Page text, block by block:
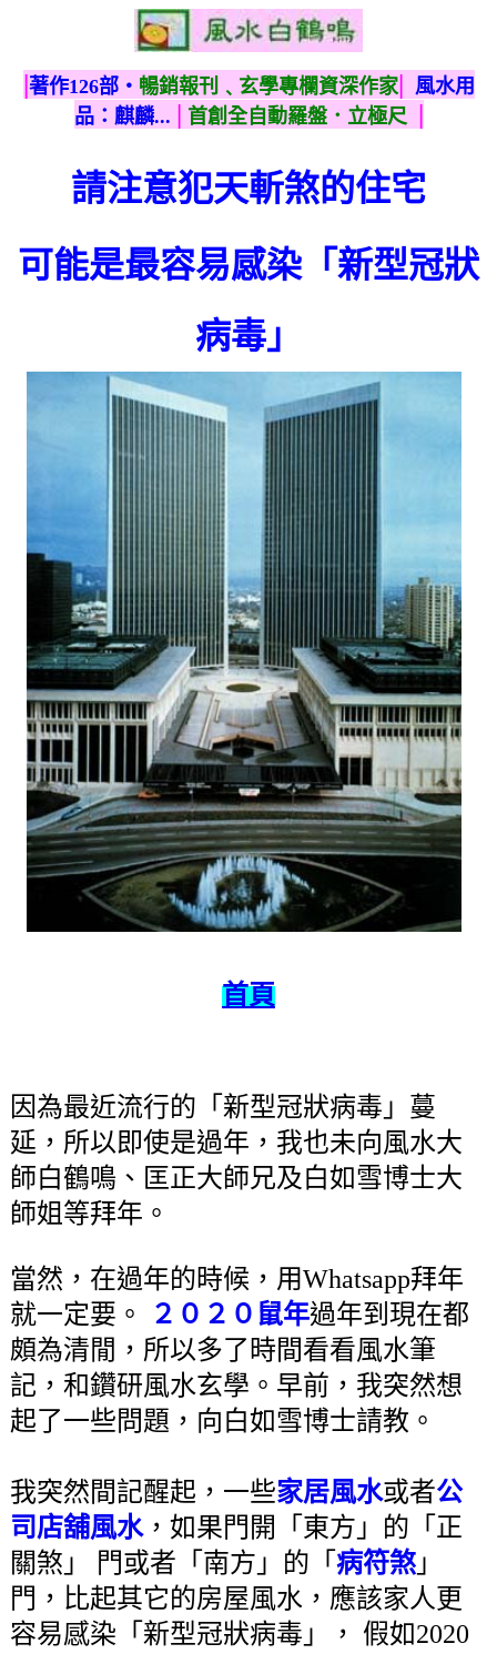
|著作126部‧ 暢銷報刊﹑玄學專欄資深作家| 風水用
品：麒麟... | 首創全自動羅盤．立極尺 |
請注意犯天斬煞的住宅
可能是最容易感染「新型冠狀
病毒」
首頁
因為最近流行的「新型冠狀病毒」蔓
延，所以即使是過年，我也未向風水大
師白鶴鳴、匡正大師兄及白如雪博士大
師姐等拜年。
當然，在過年的時候，用Whatsapp拜年
就一定要。
２０２０鼠年過年到現在都
頗為清閒，所以多了時間看看風水筆
記，和鑽研風水玄學。早前，我突然想
起了一些問題，向白如雪博士請教。
我突然間記醒起，一些家居風水或者公
司店舖風水，如果門開「東方」的「正
關煞」 門或者「南方」的「 病符煞 」
門，比起其它的房屋風水，應該家人更
容易感染「新型冠狀病毒」， 假如2020